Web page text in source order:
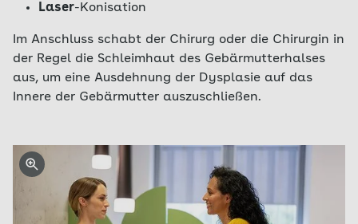
Laser-Konisation
Im Anschluss schabt der Chirurg oder die Chirurgin in
der Regel die Schleimhaut des Gebärmutterhalses
aus, um eine Ausdehnung der Dysplasie auf das
Innere der Gebärmutter auszuschließen.